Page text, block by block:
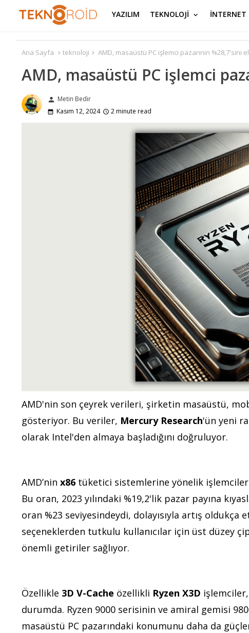
YAZILIM TEKNOLOJİ İNTERNET
Ana Sayfa teknoloji AMD, masaüstü PC işlemci pazarının %28,7'sini
AMD, masaüstü PC işlemci
person Metin Bedir
Kasım 12, 2024
2 minute read
AMD'nin son çeyrek verileri, şirketin masaüstü,
gösteriyor. Bu veriler, Mercury Research'ün yeni
olarak Intel'den almaya başladığını doğruluyor.
AMD’nin x86 tüketici sistemlerine yönelik
Bu oran, 2023 yılındaki %19,2'lik pazar payına
oran %23 seviyesindeydi, dolayısıyla artış oldukça
seçeneklerden tutkulu kullanıcılar için üst düzey
önemli getiriler sağlıyor.
Özellikle 3D V-Cache özellikli Ryzen X3D
durumda. Ryzen 9000 serisinin ve amiral gemisi
masaüstü PC pazarındaki konumunu daha da